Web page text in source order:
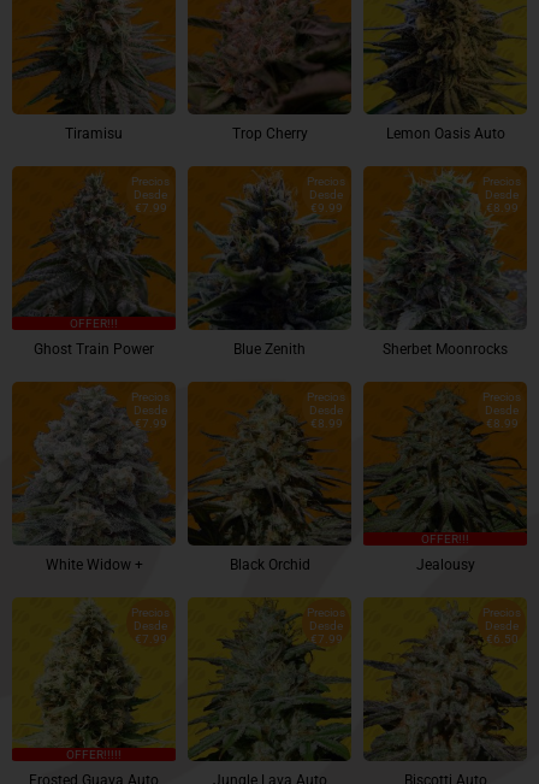
Tiramisu Trop Cherry Lemon Oasis Auto
Precios
Desde
€7.99
Ghost Train Power
OFFER!!!
Precios
Desde
€9.99
Blue Zenith
Precios
Desde
€8.99
Sherbet Moonrocks
Precios
Desde
€7.99
White Widow +
Precios
Desde
€8.99
Black Orchid
Precios
Desde
€8.99
Jealousy
OFFER!!!
Precios
Desde
€7.99
Frosted Guava Auto
OFFER!!!!!
Precios
Desde
€7.99
Jungle Lava Auto
Precios
Desde
€6.50
Biscotti Auto